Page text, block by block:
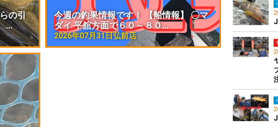
の引
…
今週の釣果情報です！ 【船情報】 〇マ
ダイ 平舘方面で６０～８０…
2026年07月31日弘前店